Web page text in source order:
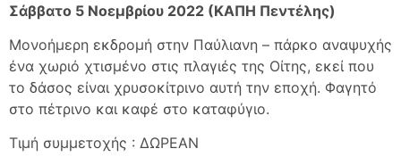
Σάββατο 5 Νοεμβρίου 2022 (ΚΑΠΗ Πεντέλης)
Μονοήμερη εκδρομή στην Παύλιανη – πάρκο αναψυχής
ένα χωριό χτισμένο στις πλαγιές της Οίτης, εκεί που
το δάσος είναι χρυσοκίτρινο αυτή την εποχή. Φαγητό
στο πέτρινο και καφέ στο καταφύγιο.
Τιμή συμμετοχής : ΔΩΡΕΑΝ